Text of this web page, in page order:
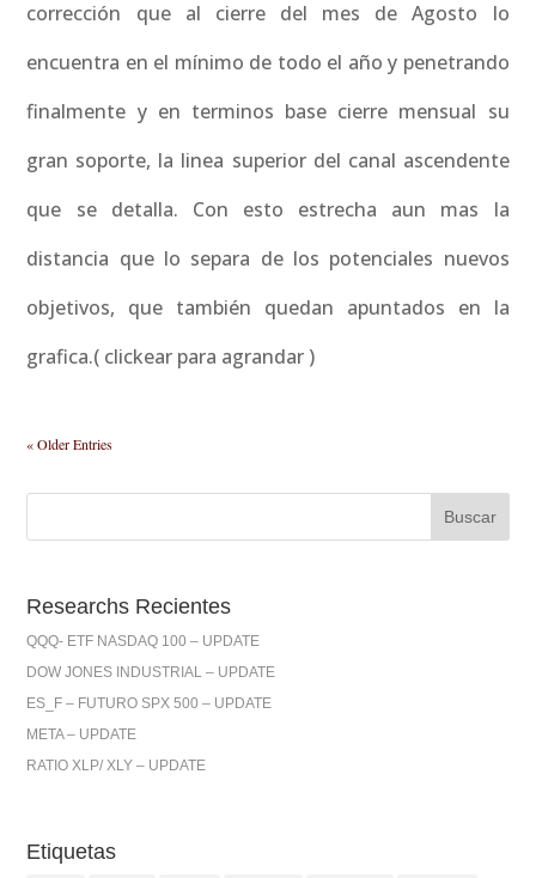
corrección que al cierre del mes de Agosto lo
encuentra en el mínimo de todo el año y penetrando
finalmente y en terminos base cierre mensual su
gran soporte, la linea superior del canal ascendente
que se detalla. Con esto estrecha aun mas la
distancia que lo separa de los potenciales nuevos
objetivos, que también quedan apuntados en la
grafica.( clickear para agrandar )
« Older Entries
Researchs Recientes
QQQ- ETF NASDAQ 100 – UPDATE
DOW JONES INDUSTRIAL – UPDATE
ES_F – FUTURO SPX 500 – UPDATE
META – UPDATE
RATIO XLP/ XLY – UPDATE
Etiquetas